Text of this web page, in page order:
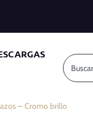
– Cromo brillo